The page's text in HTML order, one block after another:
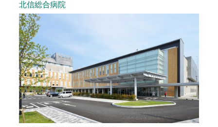
北信総合病院